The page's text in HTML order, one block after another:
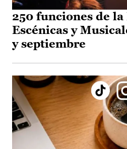
250 funciones de la
Escénicas y
y septiembre